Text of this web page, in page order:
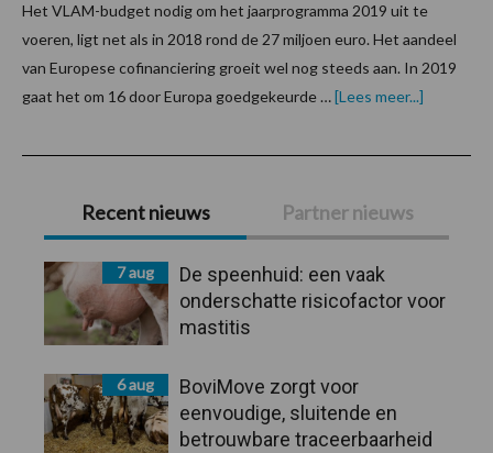
Het VLAM-budget nodig om het jaarprogramma 2019 uit te
voeren, ligt net als in 2018 rond de 27 miljoen euro. Het aandeel
van Europese cofinanciering groeit wel nog steeds aan. In 2019
gaat het om 16 door Europa goedgekeurde …[Lees meer...]
Primaire
Sidebar
Recent nieuws Partner nieuws
7 aug
De speenhuid: een vaak
onderschatte risicofactor voor
mastitis
6 aug
BoviMove zorgt voor
eenvoudige, sluitende en
betrouwbare traceerbaarheid